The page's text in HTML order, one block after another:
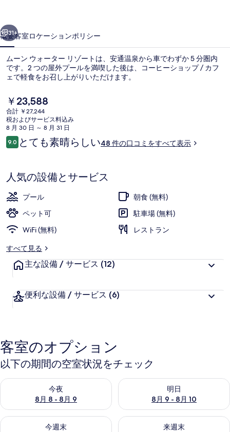
ー
リ
ゾ
ー
ト
の
写
真
ャ
ラ
リ
ー
2 つの屋外プール
31+
概要客室ロケーションポリシー
ムーン ウォーター リゾートは、安通温泉から車でわずか 5 分圏内
です。2 つの屋外プールを満喫した後は、コーヒーショップ / カフ
ェで軽食をお召し上がりいただけます。
現
在
の
料
金
は
す
￥23,588
合計 ￥27,244
税およびサービス料込み
8 月 30 日 ～ 8 月 31 日
口
コ
9.010段階中9.0
とても素晴らしい48 件の口コミをすべて表示
人気の設備とサービス
プール
朝食 (無料)
ペット可
駐車場 (無料)
WiFi (無料)
レストラン
すべて見る
主な設備 / サービス (12)
便利な設備 / サービス (6)
客室のオプション
以下の期間の空室状況をチェック
今夜
8月 8 - 8月 9
今夜 8月 8 - 8月 9 の空室状況をチェック
明日
8月 9 - 8月 10
明日 8月 9 - 8月 10 の空室状
今週末
今週末 8月 14 - 8月 16 の空室状況をチェック
来週末
来週末 8月 21 - 8月 23 の空室